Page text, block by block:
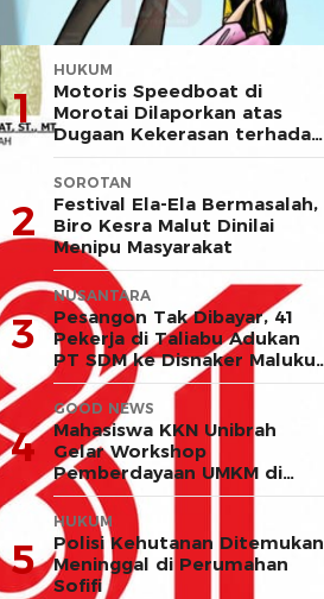
1
HUKUM
Motoris Speedboat di
Morotai Dilaporkan atas
Dugaan Kekerasan terhadap
Anak
2
SOROTAN
Festival Ela-Ela Bermasalah,
Biro Kesra Malut Dinilai
Menipu Masyarakat
3
NUSANTARA
Pesangon Tak Dibayar, 41
Pekerja di Taliabu Adukan
PT SDM ke Disnaker Maluku
Utara
4
GOOD NEWS
Mahasiswa KKN Unibrah
Gelar Workshop
Pemberdayaan UMKM di
Desa Ekor
5
HUKUM
Polisi Kehutanan Ditemukan
Meninggal di Perumahan
Sofifi